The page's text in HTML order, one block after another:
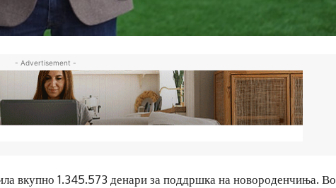
- Advertisement -
вкупно 1.345.573 денари за поддршка на новороденчиња. Во